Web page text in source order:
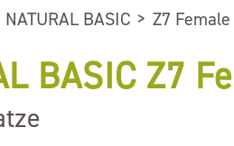
NATURAL BASIC > Z7 Female
BASIC Z7